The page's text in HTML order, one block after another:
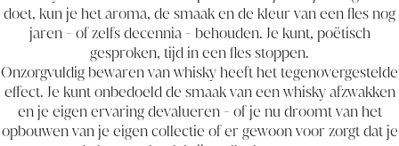
doet, kun je het aroma, de smaak en de kleur van een fles nog
jaren - of zelfs decennia - behouden. Je kunt, poëtisch
gesproken, tijd in een fles stoppen.
Onzorgvuldig bewaren van whisky heeft het tegenovergestelde
effect. Je kunt onbedoeld de smaak van een whisky afzwakken
en je eigen ervaring devalueren - of je nu droomt van het
opbouwen van je eigen collectie of er gewoon voor zorgt dat je